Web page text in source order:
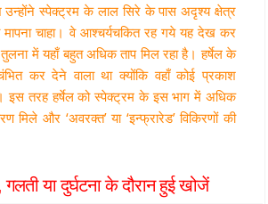
स्पेक्ट्रम के लाल सिरे के पास अदृश्य क्षेत्र
मापना चाहा। वे आश्चर्यचकित रह गये यह देख कर
में यहाँ बहुत अधिक ताप मिल रहा है। हर्षेल के
कर देने वाला था क्योंकि वहाँ कोई प्रकाश
इस तरह हर्षेल को स्पेक्ट्रम के इस भाग में अधिक
मिले और ‘अवरक्त’ या ‘इन्फ्रारेड’ विकिरणों की
गलती या दुर्घटना के दौरान हुई खोजें